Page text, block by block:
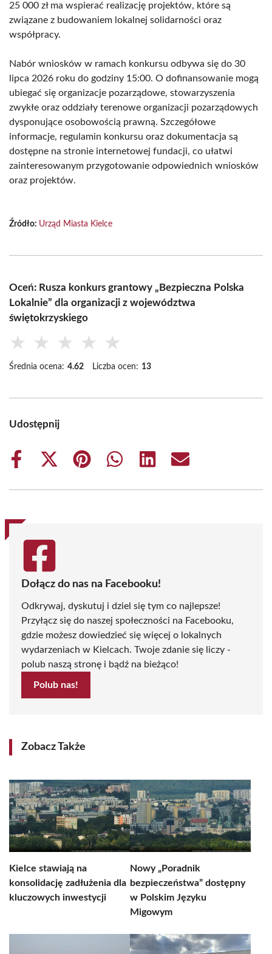
25 000 zł ma wspierać realizację projektów, które są
związane z budowaniem lokalnej solidarności oraz
współpracy.
Nabór wniosków w ramach konkursu odbywa się do 30
lipca 2026 roku do godziny 15:00. O dofinansowanie mogą
ubiegać się organizacje pozarządowe, stowarzyszenia
zwykłe oraz oddziały terenowe organizacji pozarządowych
dysponujące osobowością prawną. Szczegółowe
informacje, regulamin konkursu oraz dokumentacja są
dostępne na stronie internetowej fundacji, co ułatwi
zainteresowanym przygotowanie odpowiednich wniosków
oraz projektów.
Źródło: Urząd Miasta Kielce
Oceń: Rusza konkurs grantowy „Bezpieczna Polska
Lokalnie” dla organizacji z województwa
świętokrzyskiego
★ ★ ★ ★ ★
Średnia ocena: 4.62 Liczba ocen: 13
Udostępnij
Share
Share
(Twitter)
Share
Share
Share
Share
Dołącz do nas na Facebooku!
Odkrywaj, dyskutuj i dziel się tym co najlepsze!
Przyłącz się do naszej społeczności na Facebooku,
gdzie możesz dowiedzieć się więcej o lokalnych
wydarzeniach w Kielcach. Twoje zdanie się liczy -
polub naszą stronę i bądź na bieżąco!
Polub nas!
Zobacz Także
Kielce stawiają na
konsolidację zadłużenia dla
kluczowych inwestycji
Nowy „Poradnik
bezpieczeństwa” dostępny
w Polskim Języku
Migowym